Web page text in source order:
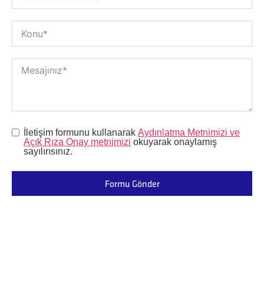
İletişim formunu kullanarak Aydınlatma Metnimizi ve
Açık Rıza Onay metnimizi okuyarak onaylamış
sayılırısınız.
Formu Gönder